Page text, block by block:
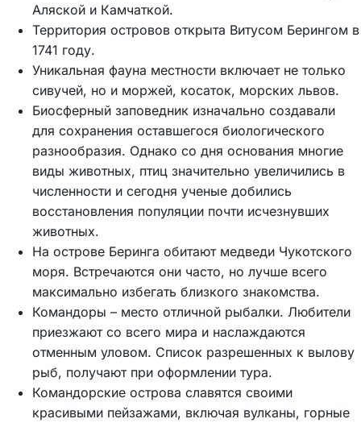
Аляской и Камчаткой.
Территория островов открыта Витусом Берингом в
1741 году.
Уникальная фауна местности включает не только
сивучей, но и моржей, косаток, морских львов.
Биосферный заповедник изначально создавали
для сохранения оставшегося биологического
разнообразия. Однако со дня основания многие
виды животных, птиц значительно увеличились в
численности и сегодня ученые добились
восстановления популяции почти исчезнувших
животных.
На острове Беринга обитают медведи Чукотского
моря. Встречаются они часто, но лучше всего
максимально избегать близкого знакомства.
Командоры – место отличной рыбалки. Любители
приезжают со всего мира и наслаждаются
отменным уловом. Список разрешенных к вылову
рыб, получают при оформлении тура.
Командорские острова славятся своими
красивыми пейзажами, включая вулканы, горные